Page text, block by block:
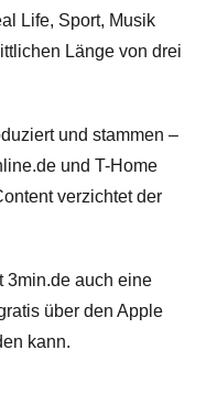
Life, Sport, Musik
Länge von drei
und stammen –
und T-Home
verzichtet der
3min.de auch eine
über den Apple
kann.